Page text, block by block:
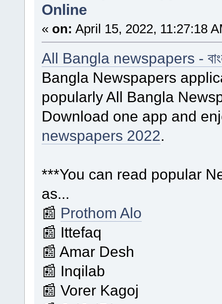
Online
« on: April 15, 2022, 11:27:18
All Bangla newspapers -
Bangla Newspapers
popularly All Bangla
Download one app and
newspapers 2022.
***You can read popular
as...
📰 Prothom Alo
📰 Ittefaq
📰 Amar Desh
📰 Inqilab
📰 Vorer Kagoj